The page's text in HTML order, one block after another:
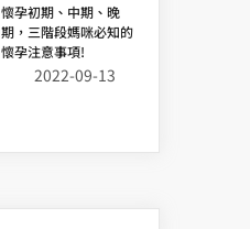
懷孕初期、中期、晚
期，三階段媽咪必知的
懷孕注意事項!
2022-09-13